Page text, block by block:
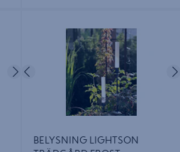
Nästa
TRÄDGÅRD FROST
Föregående
BELYSNING LIGHTSON